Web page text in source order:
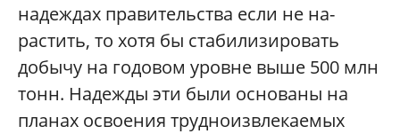
надеждах правительства если не на-
растить, то хотя бы стабилизировать
добычу на годовом уровне выше 500 млн
тонн. Надежды эти были основаны на
планах освоения трудноизвлекаемых